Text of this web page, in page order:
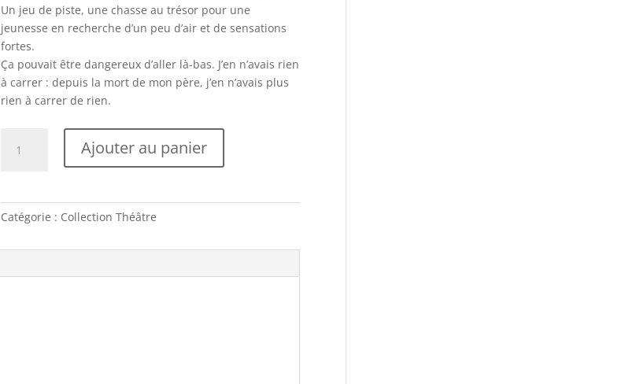
Un jeu de piste, une chasse au trésor pour une
jeunesse en recherche d’un peu d’air et de sensations
fortes.
Ça pouvait être dangereux d’aller là-bas. J’en n’avais rien
à carrer : depuis la mort de mon père, j’en n’avais plus
rien à carrer de rien.
Julie
Ménard
Ajouter au panier
Catégorie : Collection Théâtre